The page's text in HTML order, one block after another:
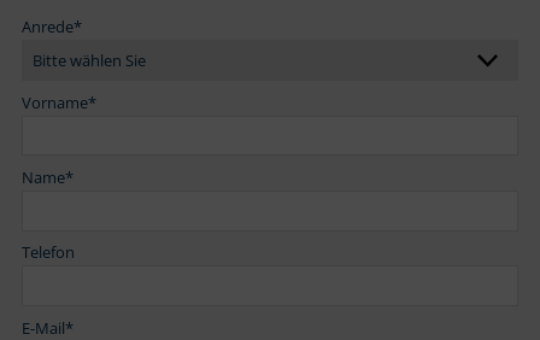
Anrede*
Vorname*
Name*
Telefon
E-Mail*